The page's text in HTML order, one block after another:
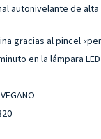
autonivelante de
gracias al pincel
en la lámpara LED